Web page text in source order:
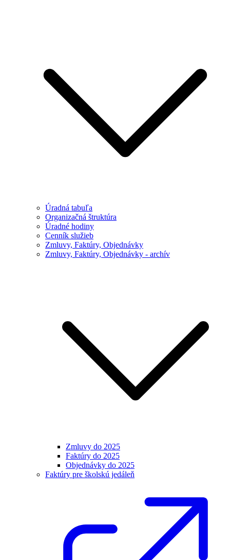
Úradná tabuľa
Organizačná štruktúra
Úradné hodiny
Cenník služieb
Zmluvy, Faktúry, Objednávky
Zmluvy, Faktúry, Objednávky - archív
Zmluvy do 2025
Faktúry do 2025
Objednávky do 2025
Faktúry pre školskú jedáleň